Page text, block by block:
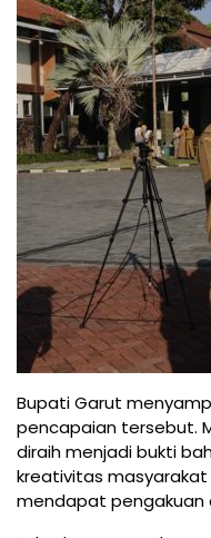
Bupati Garut
pencapaian tersebut.
diraih menjadi bukti
kreativitas
mendapat pengakuan